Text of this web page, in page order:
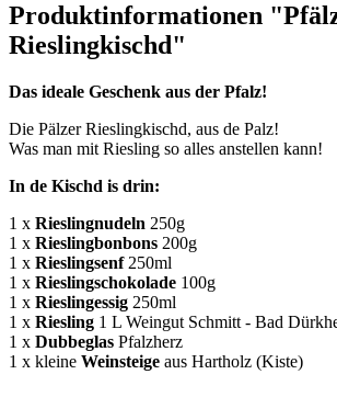
Produktinformationen
Rieslingkischd"
Das ideale Geschenk aus der Pfalz!
Die Pälzer Rieslingkischd, aus de Palz!
Was man mit Riesling so alles anstellen kann!
In de Kischd is drin:
1 x Rieslingnudeln 250g
1 x Rieslingbonbons 200g
1 x Rieslingsenf250ml
1 x Rieslingschokolade 100g
1 x Rieslingessig 250ml
1 x Riesling 1 L Weingut Schmitt - Bad
1 x Dubbeglas Pfalzherz
1 x kleine Weinsteige aus Hartholz (Kiste)